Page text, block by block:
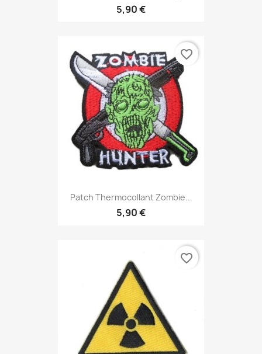
5,90 €
Patch Thermocollant Zombie...
5,90 €
favorite_border
favorite_border